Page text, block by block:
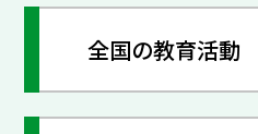
全国の教育活動